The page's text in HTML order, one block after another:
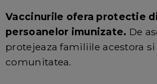
Vaccinurile ofera protectie
persoanelor imunizate. De
protejeaza familiile acestora si
comunitatea.